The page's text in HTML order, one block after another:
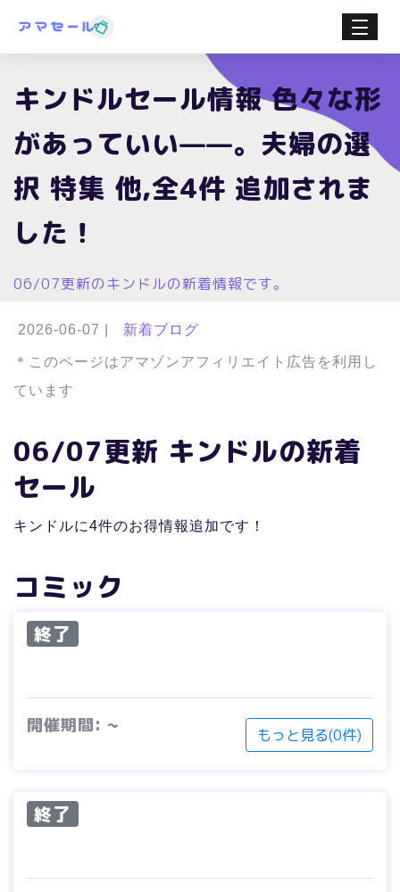
キンドルセール情報 色々な形
があっていい——。夫婦の選
択 特集 他,全4件 追加されま
した！
06/07更新のキンドルの新着情報です。
2026-06-07 新着ブログ
＊このページはアマゾンアフィリエイト広告を利用し
ています
06/07更新 キンドルの新着
セール
キンドルに4件のお得情報追加です！
コミック
終了
開催期間: ~ もっと見る(0件)
終了